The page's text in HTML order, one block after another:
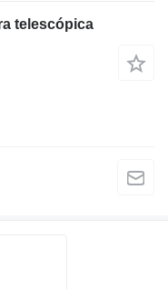
telescópica